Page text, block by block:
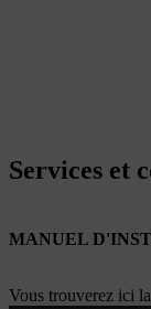
Services et
MANUEL
Vous trouverez ici